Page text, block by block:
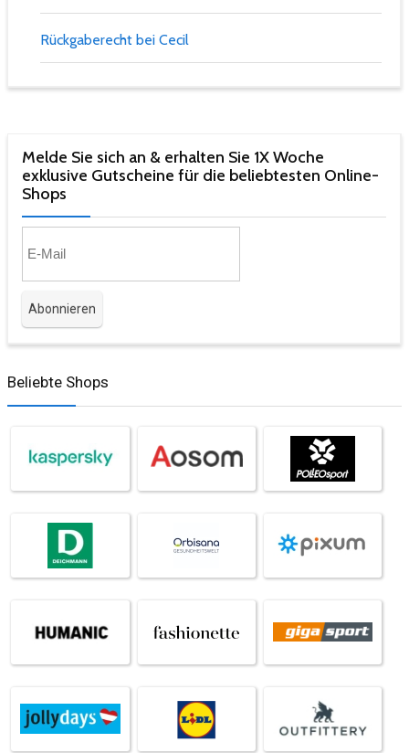
Rückgaberecht bei Cecil
Melde Sie sich an & erhalten Sie 1X Woche
exklusive Gutscheine für die beliebtesten Online-
Shops​
Beliebte Shops